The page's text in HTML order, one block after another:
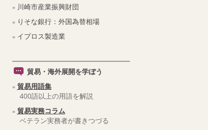
川崎市産業振興財団
りそな銀行：外国為替相場
イプロス製造業
貿易・海外展開を学ぼう
貿易用語集
400語以上の用語を解説
貿易実務コラム
ベテラン実務者が書きつづる